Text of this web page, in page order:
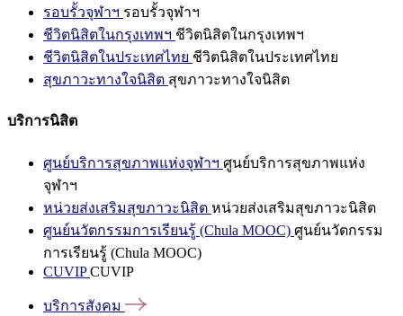
รอบรั้วจุฬาฯ รอบรั้วจุฬาฯ
ชีวิตนิสิตในกรุงเทพฯ ชีวิตนิสิตในกรุงเทพฯ
ชีวิตนิสิตในประเทศไทย ชีวิตนิสิตในประเทศไทย
สุขภาวะทางใจนิสิต สุขภาวะทางใจนิสิต
บริการนิสิต
ศูนย์บริการสุขภาพแห่งจุฬาฯ ศูนย์บริการสุขภาพแห่ง
จุฬาฯ
หน่วยส่งเสริมสุขภาวะนิสิต หน่วยส่งเสริมสุขภาวะนิสิต
ศูนย์นวัตกรรมการเรียนรู้ (Chula MOOC) ศูนย์นวัตกรรม
การเรียนรู้ (Chula MOOC)
CUVIPCUVIP
บริการสังคม